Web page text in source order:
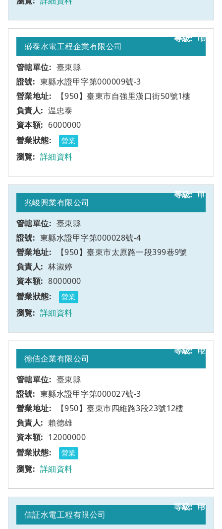
10
盛泰水電工程企業有限公司
臺東縣
東縣水證甲字第000009號-3
【950】臺東市自強里漢口街50號1樓
甲
温忠泰
6000000
營業
詳細資料
11
兆峻興業有限公司
臺東縣
東縣水證甲字第000028號-4
【950】臺東市太原路一段399巷9號
甲
林淑婷
8000000
營業
詳細資料
12
德佶企業有限公司
臺東縣
東縣水證甲字第000027號-3
【950】臺東市四維路3段23號12樓
甲
賴德雄
12000000
營業
詳細資料
13
信証水電工程有限公司
甲